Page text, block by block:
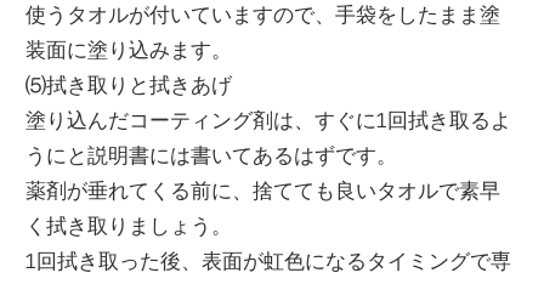
使うタオルが付いていますので、手袋をしたまま塗
装面に塗り込みます。
⑸拭き取りと拭きあげ
塗り込んだコーティング剤は、すぐに1回拭き取るよ
うにと説明書には書いてあるはずです。
薬剤が垂れてくる前に、捨てても良いタオルで素早
く拭き取りましょう。
1回拭き取った後、表面が虹色になるタイミングで専